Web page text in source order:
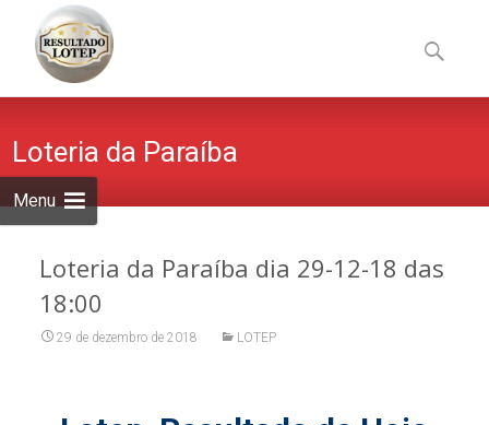
Menu
to
content
por:
Loteria da Paraíba
Loteria da Paraíba dia 29-12-18 das
18:00
29 de dezembro de 2018 LOTEP